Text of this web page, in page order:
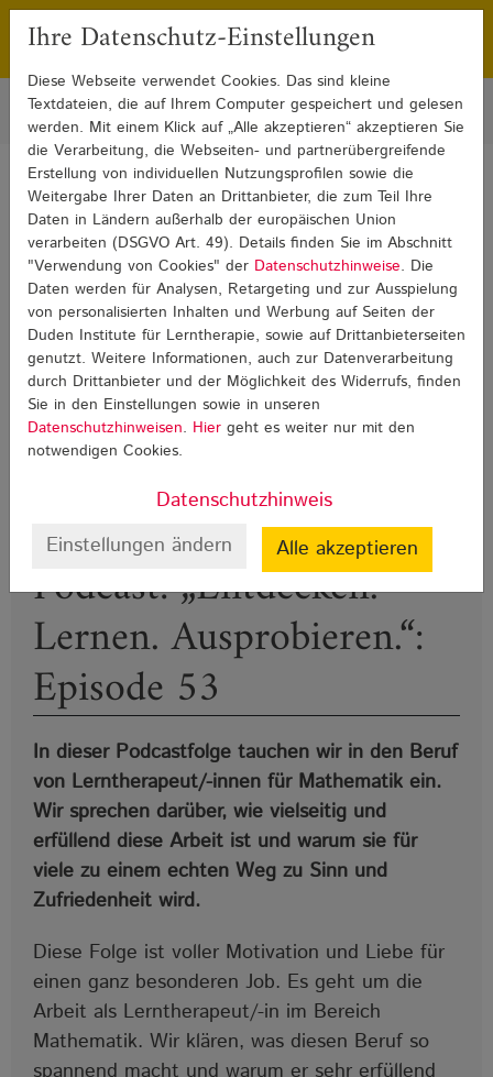
Franchising
Sie sind hier:
Blog
Weiterbildung und Beruf Weiterbildung und Beruf Detail
Weiterbildung und Beruf
Podcast: „Entdecken.
Lernen. Ausprobieren.“:
Episode 53
In dieser Podcastfolge tauchen wir in den Beruf
von Lerntherapeut/-innen für Mathematik ein.
Wir sprechen darüber, wie vielseitig und
erfüllend diese Arbeit ist und warum sie für
viele zu einem echten Weg zu Sinn und
Zufriedenheit wird.
Diese Folge ist voller Motivation und Liebe für
einen ganz besonderen Job. Es geht um die
Arbeit als Lerntherapeut/-in im Bereich
Mathematik. Wir klären, was diesen Beruf so
Ihre Datenschutz-Einstellungen
Diese Webseite verwendet Cookies. Das sind kleine
Textdateien, die auf Ihrem Computer gespeichert und gelesen
werden. Mit einem Klick auf „Alle akzeptieren“ akzeptieren Sie
die Verarbeitung, die Webseiten- und partnerübergreifende
Erstellung von individuellen Nutzungsprofilen sowie die
Weitergabe Ihrer Daten an Drittanbieter, die zum Teil Ihre
Daten in Ländern außerhalb der europäischen Union
verarbeiten (DSGVO Art. 49). Details finden Sie im Abschnitt
"Verwendung von Cookies" der Datenschutzhinweise. Die
Daten werden für Analysen, Retargeting und zur Ausspielung
von personalisierten Inhalten und Werbung auf Seiten der
Duden Institute für Lerntherapie, sowie auf Drittanbieterseiten
genutzt. Weitere Informationen, auch zur Datenverarbeitung
durch Drittanbieter und der Möglichkeit des Widerrufs, finden
Sie in den Einstellungen sowie in unseren
Datenschutzhinweisen. Hier geht es weiter nur mit den
notwendigen Cookies.
Datenschutzhinweis
Einstellungen ändern
Alle akzeptieren